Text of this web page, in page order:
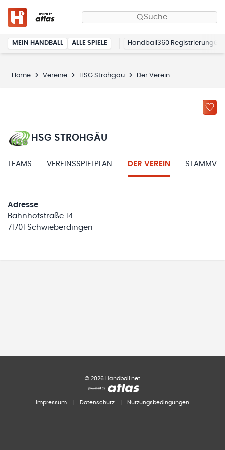
Suche
MEIN HANDBALL ALLE SPIELE Handball360 Registrierung
Home Vereine HSG Strohgäu Der Verein
HSG STROHGÄU
TEAMS VEREINSSPIELPLAN DER VEREIN
Adresse
Bahnhofstraße 14
71701 Schwieberdingen
© 2026 Handball.net
Impressum Datenschutz Nutzungsbedingungen